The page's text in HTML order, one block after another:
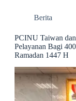
Berita
PCINU Taiwan
Pelayanan Bagi
Ramadan 1447 H